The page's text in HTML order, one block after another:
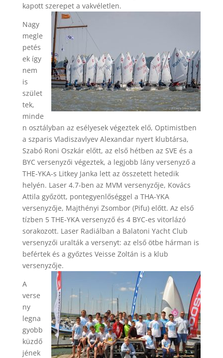
kapott szerepet a vakvéletlen.
Nagy
megle
petés
ek így
nem
is
szület
tek,
minde
n osztályban az esélyesek végeztek elő, Optimistben
a szparis Vladiszavlyev Alexandar nyert klubtársa,
Szabó Roni Oszkár előtt, az első hétben az SVE és a
BYC versenyzői végeztek, a legjobb lány versenyző a
THE-YKA-s Litkey Janka lett az összetett hetedik
helyén. Laser 4.7-ben az MVM versenyzője, Kovács
Attila győzött, pontegyenlőséggel a THA-YKA
versenyzője, Majthényi Zsombor (Pifu) előtt. Az első
tízben 5 THE-YKA versenyző és 4 BYC-es vitorlázó
sorakozott. Laser Radiálban a Balatoni Yacht Club
versenyzői uralták a versenyt: az első ötbe hárman is
befértek és a győztes Veisse Zoltán is a klub
versenyzője.
A
verse
ny
legna
gyobb
küzdő
jének